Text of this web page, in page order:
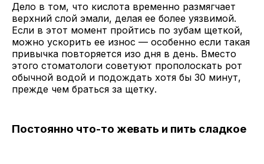
Дело в том, что кислота временно размягчает
верхний слой эмали, делая ее более уязвимой.
Если в этот момент пройтись по зубам щеткой,
можно ускорить ее износ — особенно если такая
привычка повторяется изо дня в день. Вместо
этого стоматологи советуют прополоскать рот
обычной водой и подождать хотя бы 30 минут,
прежде чем браться за щетку.
Постоянно что-то жевать и пить сладкое